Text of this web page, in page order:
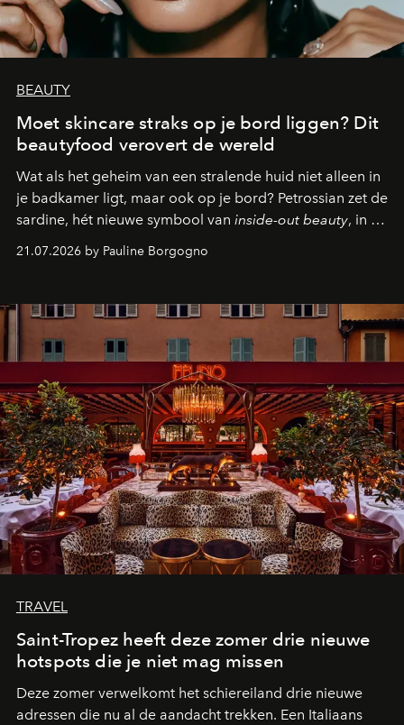
BEAUTY
Moet skincare straks op je bord liggen? Dit
beautyfood verovert de wereld
Wat als het geheim van een stralende huid niet alleen in
je badkamer ligt, maar ook op je bord? Petrossian zet de
sardine, hét nieuwe symbool van inside-out beauty, in de
kijker met twee gastronomische creaties.
21.07.2026 by Pauline Borgogno
TRAVEL
Saint-Tropez heeft deze zomer drie nieuwe
hotspots die je niet mag missen
Deze zomer verwelkomt het schiereiland drie nieuwe
adressen die nu al de aandacht trekken. Een Italiaans